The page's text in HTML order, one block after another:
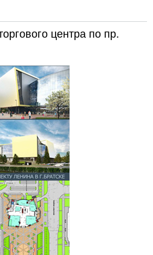
центра по пр.